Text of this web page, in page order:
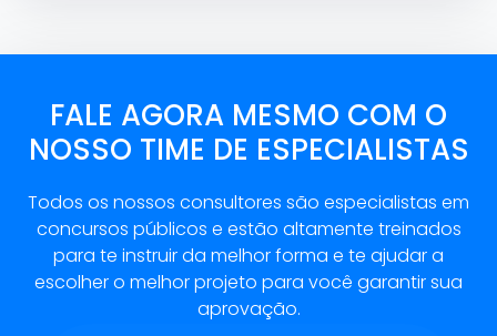
FALE AGORA MESMO COM O
NOSSO TIME DE ESPECIALISTAS
Todos os nossos consultores são especialistas em
concursos públicos e estão altamente treinados
para te instruir da melhor forma e te ajudar a
escolher o melhor projeto para você garantir sua
aprovação.